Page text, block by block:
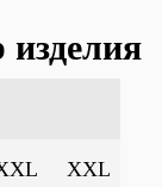
изделия
XXL